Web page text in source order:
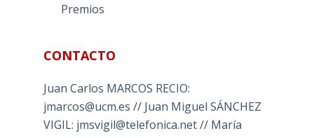
Premios
CONTACTO
Juan Carlos MARCOS RECIO:
jmarcos@ucm.es // Juan Miguel SÁNCHEZ
VIGIL: jmsvigil@telefonica.net // María